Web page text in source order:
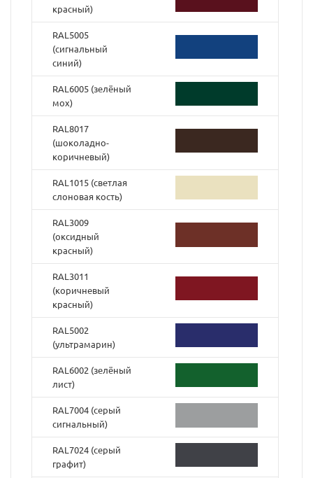
красный)
RAL5005
(cигнальный
синий)
RAL6005 (зелёный
мох)
RAL8017
(шоколадно-
коричневый)
RAL1015 (светлая
слоновая кость)
RAL3009
(оксидный
красный)
RAL3011
(коричневый
красный)
RAL5002
(ультрамарин)
RAL6002 (зелёный
лист)
RAL7004 (серый
сигнальный)
RAL7024 (серый
графит)